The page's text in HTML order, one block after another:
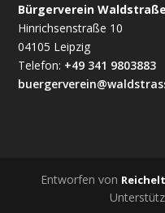
Bürgerverein
Hinrichsenstraße 10
04105 Leipzig
Telefon: +49 341 9803883
Entworfen von